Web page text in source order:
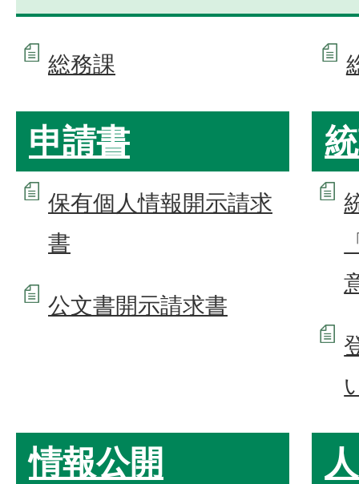
総務課
申請書
保有個人情報開示請求
書
公文書開示請求書
情報公開